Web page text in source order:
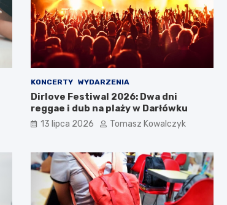
KONCERTY WYDARZENIA
Dirlove Festiwal 2026: Dwa dni
reggae i dub na plaży w Darłówku
13 lipca 2026 Tomasz Kowalczyk